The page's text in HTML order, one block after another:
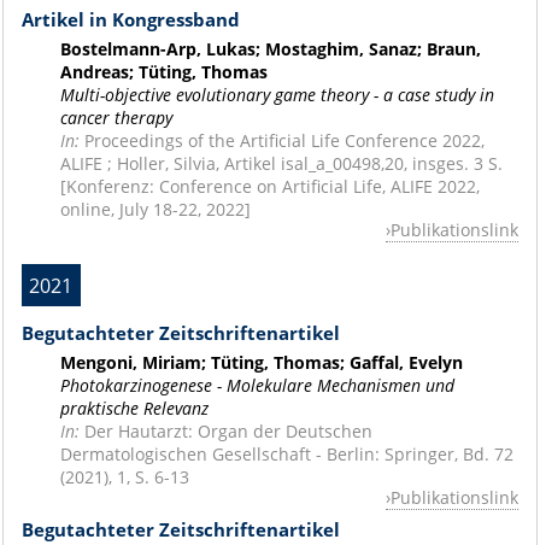
Artikel in Kongressband
Bostelmann-Arp, Lukas; Mostaghim, Sanaz; Braun,
Andreas; Tüting, Thomas
Multi-objective evolutionary game theory - a case study in
cancer therapy
In: Proceedings of the Artificial Life Conference 2022,
ALIFE ; Holler, Silvia, Artikel isal_a_00498,20, insges. 3 S.
[Konferenz: Conference on Artificial Life, ALIFE 2022,
online, July 18-22, 2022]
Publikationslink
2021
Begutachteter Zeitschriftenartikel
Mengoni, Miriam; Tüting, Thomas; Gaffal, Evelyn
Photokarzinogenese - Molekulare Mechanismen und
praktische Relevanz
In: Der Hautarzt: Organ der Deutschen
Dermatologischen Gesellschaft - Berlin: Springer, Bd. 72
(2021), 1, S. 6-13
Publikationslink
Begutachteter Zeitschriftenartikel